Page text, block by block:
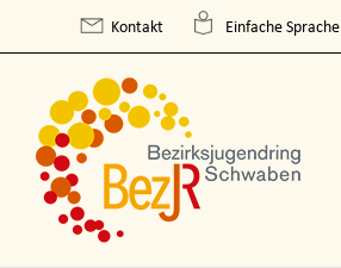
content
Kontakt Einfache Sprache